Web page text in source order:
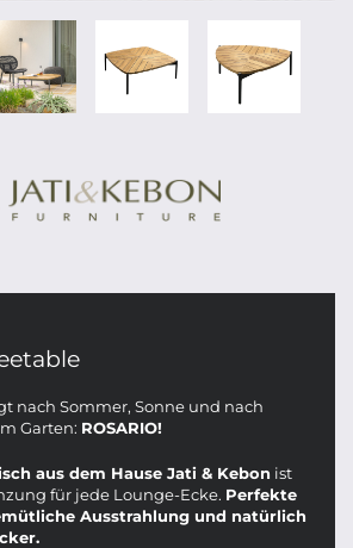
nach Sommer, Sonne und nach
Garten: ROSARIO!
aus dem Hause Jati & Kebon ist
für jede Lounge-Ecke. Perfekte
Ausstrahlung und natürlich